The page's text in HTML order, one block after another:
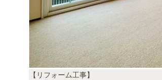
【リフォーム工事】